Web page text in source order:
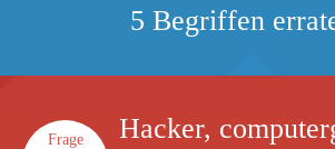
5 Begriffen
Frage
Hacker,